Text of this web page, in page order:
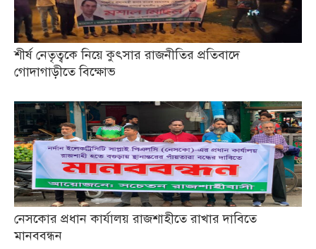
শীর্ষ নেতৃত্বকে নিয়ে কুৎসার রাজনীতির প্রতিবাদে
গোদাগাড়ীতে বিক্ষোভ
নেসকোর প্রধান কার্যালয় রাজশাহীতে রাখার দাবিতে
মানববন্ধন